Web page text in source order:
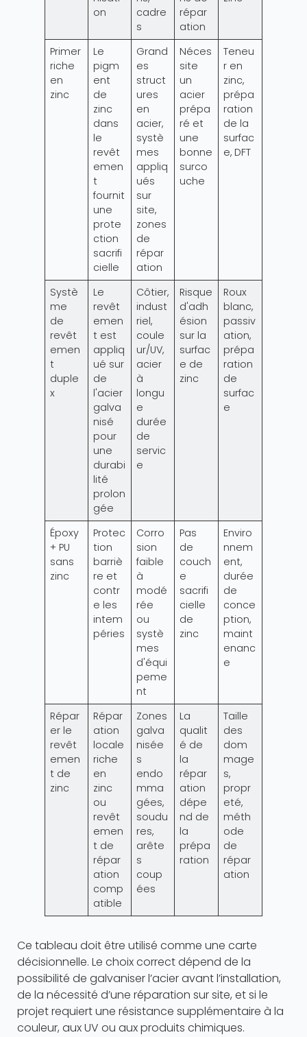
on
cadre
s
répar
ation
Primer
riche
en
zinc
Le
pigm
ent
de
zinc
dans
le
revêt
emen
t
fournit
une
prote
ction
sacrifi
cielle
Grand
es
struct
ures
en
acier,
systè
mes
appliq
ués
sur
site,
zones
de
répar
ation
Néces
site
un
acier
prépa
ré et
une
bonne
surco
uche
Teneu
r en
zinc,
prépa
ration
de la
surfac
e, DFT
Systè
me
de
revêt
emen
t
duple
x
Le
revêt
emen
t est
appliq
ué sur
de
l'acier
galva
nisé
pour
une
durabi
lité
prolon
gée
Côtier,
indust
riel,
coule
ur/UV,
acier
à
longu
e
durée
de
servic
e
Risque
d'adh
ésion
sur la
surfac
e de
zinc
Roux
blanc,
passiv
ation,
prépa
ration
de
surfac
e
Époxy
+ PU
sans
zinc
Protec
tion
barriè
re et
contr
e les
intem
péries
Corro
sion
faible
à
modé
rée
ou
systè
mes
d'équi
peme
nt
Pas
de
couch
e
sacrifi
cielle
de
zinc
Enviro
nnem
ent,
durée
de
conce
ption,
maint
enanc
e
Répar
er le
revêt
emen
t de
zinc
Répar
ation
locale
riche
en
zinc
ou
revêt
emen
t de
répar
ation
comp
atible
Zones
galva
nisée
s
endo
mma
gées,
soudu
res,
arête
s
coup
ées
La
qualit
é de
la
répar
ation
dépe
nd de
la
prépa
ration
Taille
des
dom
mage
s,
propr
eté,
méth
ode
de
répar
ation
Ce tableau doit être utilisé comme une carte
décisionnelle. Le choix correct dépend de la
possibilité de galvaniser l’acier avant l’installation,
de la nécessité d’une réparation sur site, et si le
projet requiert une résistance supplémentaire à la
couleur, aux UV ou aux produits chimiques.